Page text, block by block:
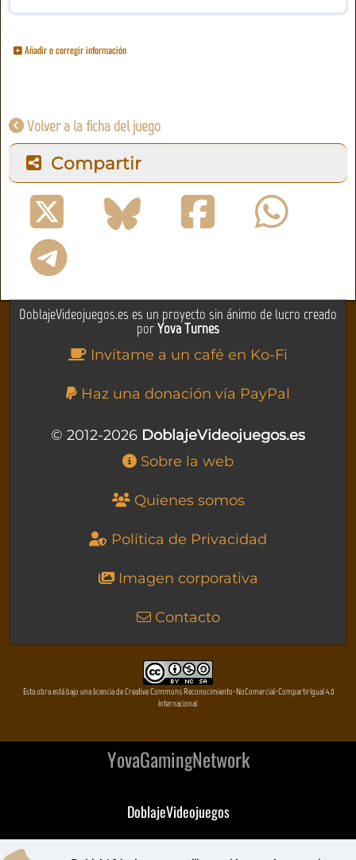
Añadir o corregir información
Volver a la ficha del juego
Compartir
DoblajeVideojuegos.es es un proyecto sin ánimo de lucro creado
porYova Turnes
Invítame a un café en Ko-Fi
Haz una donación vía PayPal
© 2012-2026 DoblajeVideojuegos.es
Sobre la web
Quienes somos
Política de Privacidad
Imagen corporativa
Contacto
Esta obra está bajo una licencia de Creative Commons Reconocimiento-NoComercial-CompartirIgual 4.0
Internacional
YovaGamingNetwork
DoblajeVideojuegos